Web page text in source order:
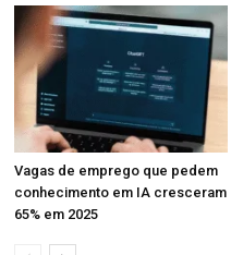
Vagas de emprego que pedem
conhecimento em IA cresceram
65% em 2025